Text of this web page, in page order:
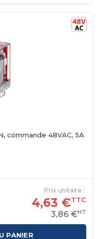
commande 48VAC, 5A
Prix unitaire :
4,63 €TTC
3,86 €HT
PANIER